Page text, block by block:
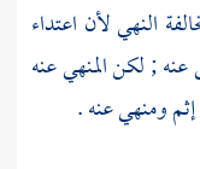
النهي لأن اعتداء
; لكن المنهي عنه
ومنهي عنه .